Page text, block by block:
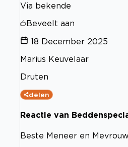
Via bekende
Beveelt aan
18 December 2025
Marius Keuvelaar
Druten
delen
Reactie van
Beste Meneer en